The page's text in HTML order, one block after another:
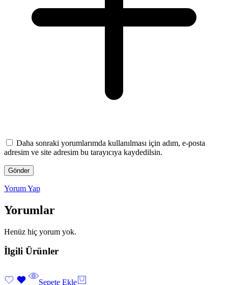
Daha sonraki yorumlarımda kullanılması için adım, e-posta
adresim ve site adresim bu tarayıcıya kaydedilsin.
Yorum Yap
Yorumlar
Henüz hiç yorum yok.
İlgili Ürünler
Sepete Ekle